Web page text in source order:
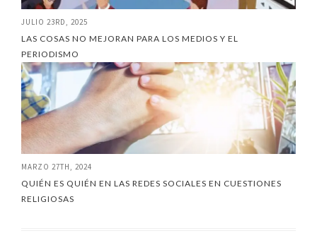
JULIO 23RD, 2025
LAS COSAS NO MEJORAN PARA LOS MEDIOS Y EL
PERIODISMO
MARZO 27TH, 2024
QUIÉN ES QUIÉN EN LAS REDES SOCIALES EN CUESTIONES
RELIGIOSAS